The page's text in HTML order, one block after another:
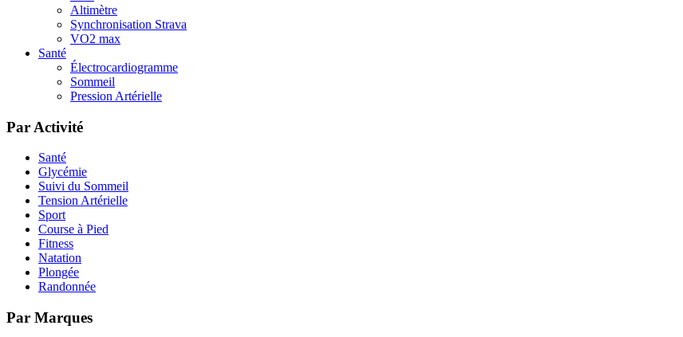
Altimètre
Synchronisation Strava
VO2 max
Santé
Électrocardiogramme
Sommeil
Pression Artérielle
Par Activité
Santé
Glycémie
Suivi du Sommeil
Tension Artérielle
Sport
Course à Pied
Fitness
Natation
Plongée
Randonnée
Par Marques